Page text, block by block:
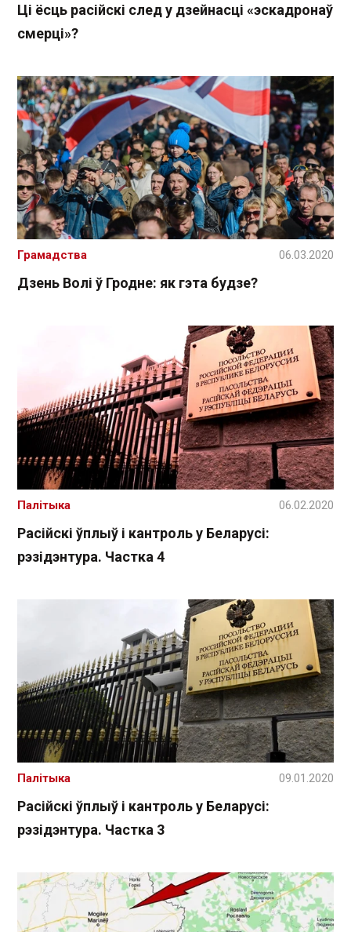
Ці ёсць расійскі след у дзейнасці «эскадронаў
смерці»?
Дзень Волі ў Гродне: як гэта будзе?
Грамадства 06.03.2020
Расійскі ўплыў і кантроль у Беларусі:
рэзідэнтура. Частка 4
Палітыка 06.02.2020
Расійскі ўплыў і кантроль у Беларусі:
рэзідэнтура. Частка 3
Палітыка 09.01.2020